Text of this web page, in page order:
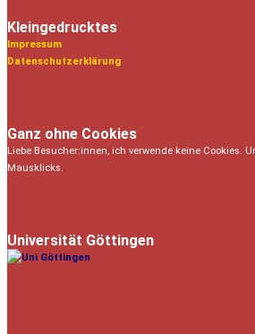
Kleingedrucktes
Impressum
Datenschutzerklärung
Ganz ohne Cookies
Liebe Besucher:innen, ich verwende keine Cookies.
Mausklicks.
Universität Göttingen